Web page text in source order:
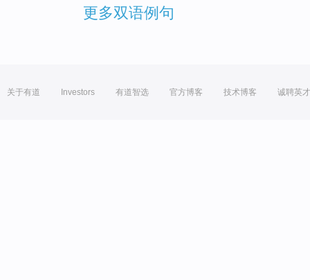
更多双语例句
关于有道 Investors 有道智选 官方博客 技术博客 诚聘英才